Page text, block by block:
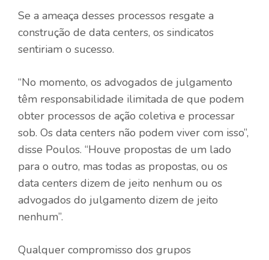
Se a ameaça desses processos resgate a
construção de data centers, os sindicatos
sentiriam o sucesso.
“No momento, os advogados de julgamento
têm responsabilidade ilimitada de que podem
obter processos de ação coletiva e processar
sob. Os data centers não podem viver com isso”,
disse Poulos. “Houve propostas de um lado
para o outro, mas todas as propostas, ou os
data centers dizem de jeito nenhum ou os
advogados do julgamento dizem de jeito
nenhum”.
Qualquer compromisso dos grupos